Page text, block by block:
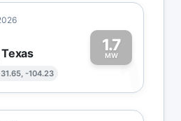
Texas
31.65, -104.23
1.7
MW1